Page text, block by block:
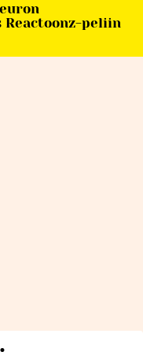
peliin